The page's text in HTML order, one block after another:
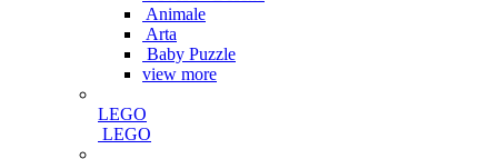
Animale
Arta
Baby Puzzle
view more
LEGO
LEGO